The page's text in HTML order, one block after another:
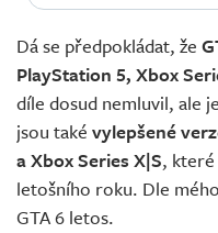
Dá se předpokládat, že
PlayStation 5, Xbox
díle dosud nemluvil, ale
jsou také vylepšené
a Xbox Series X|S,
letošního roku. Dle
GTA 6 letos.